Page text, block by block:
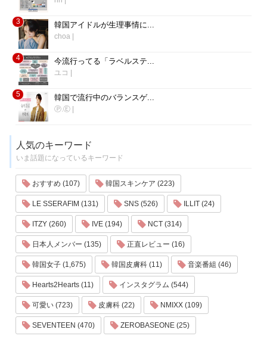
3 韓国アイドルが生理事情に...
choa
4 今流行ってる「ラベルステ...
ユコ
5 韓国で流行中のバランスゲ...
Ⓟ.Ⓔ
人気のキーワード
いま話題になっているキーワード
おすすめ (107) 韓国スキンケア (223)
LE SSERAFIM (131) SNS (526) ILLIT (24)
ITZY (260) IVE (194) NCT (314)
日本人メンバー (135) 正直レビュー (16)
韓国女子 (1,675) 韓国皮膚科 (11) 音楽番組 (46)
Hearts2Hearts (11) インスタグラム (544)
可愛い (723) 皮膚科 (22) NMIXX (109)
SEVENTEEN (470) ZEROBASEONE (25)